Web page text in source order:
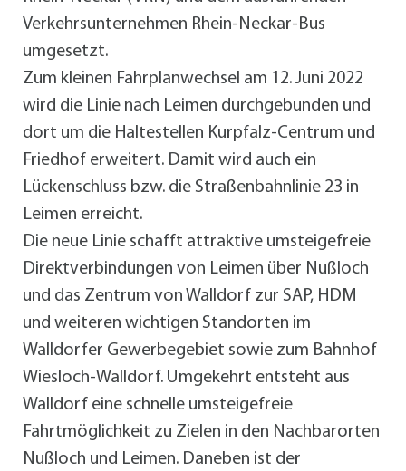
Verkehrsunternehmen Rhein-Neckar-Bus
umgesetzt.
Zum kleinen Fahrplanwechsel am 12. Juni 2022
wird die Linie nach Leimen durchgebunden und
dort um die Haltestellen Kurpfalz-Centrum und
Friedhof erweitert. Damit wird auch ein
Lückenschluss bzw. die Straßenbahnlinie 23 in
Leimen erreicht.
Die neue Linie schafft attraktive umsteigefreie
Direktverbindungen von Leimen über Nußloch
und das Zentrum von Walldorf zur SAP, HDM
und weiteren wichtigen Standorten im
Walldorfer Gewerbegebiet sowie zum Bahnhof
Wiesloch-Walldorf. Umgekehrt entsteht aus
Walldorf eine schnelle umsteigefreie
Fahrtmöglichkeit zu Zielen in den Nachbarorten
Nußloch und Leimen. Daneben ist der